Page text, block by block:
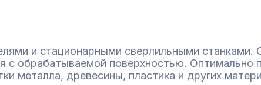
и стационарными сверлильными станками.
с обрабатываемой поверхностью. Оптимально
металла, древесины, пластика и других